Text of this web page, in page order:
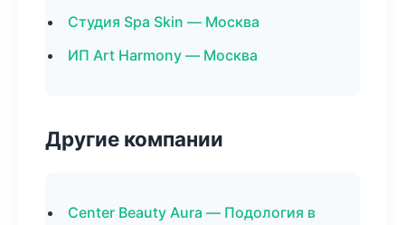
Студия Spa Skin — Москва
ИП Art Harmony — Москва
Другие компании
Center Beauty Aura — Подология в